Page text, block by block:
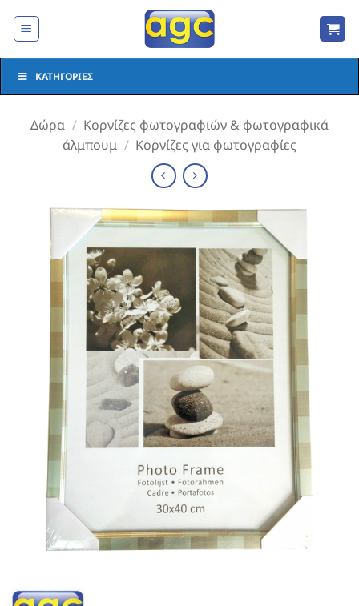
στο
ΚΑΤΗΓΟΡΊΕΣ
Δώρα / Κορνίζες φωτογραφιών & φωτογραφικά
άλμπουμ / Κορνίζες για φωτογραφίες